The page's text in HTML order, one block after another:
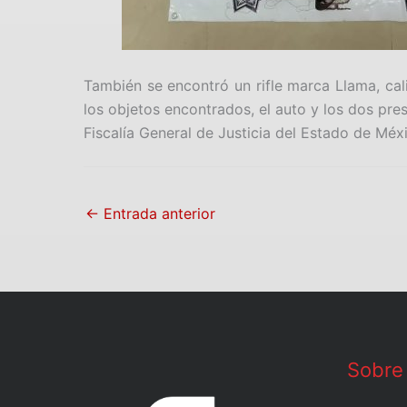
También se encontró un rifle marca Llama,
los objetos encontrados, el auto y los dos
Fiscalía General de Justicia del Estado de
← Entrada anterior